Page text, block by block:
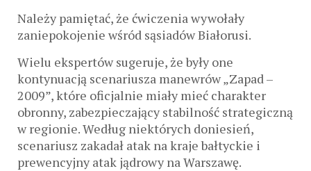
Należy pamiętać, że ćwiczenia wywołały
zaniepokojenie wśród sąsiadów Białorusi.
Wielu ekspertów sugeruje, że były one
kontynuacją scenariusza manewrów „Zapad –
2009”, które oficjalnie miały mieć charakter
obronny, zabezpieczający stabilność strategiczną
w regionie. Według niektórych doniesień,
scenariusz zakadał atak na kraje bałtyckie i
prewencyjny atak jądrowy na Warszawę.